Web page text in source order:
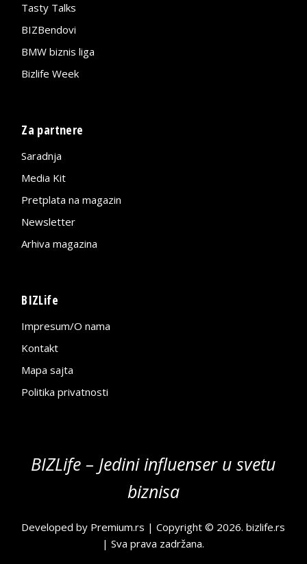
Tasty Talks
BIZBendovi
BMW biznis liga
Bizlife Week
Za partnere
Saradnja
Media Kit
Pretplata na magazin
Newsletter
Arhiva magazina
BIZLife
Impresum/O nama
Kontakt
Mapa sajta
Politika privatnosti
BIZLife – Jedini influenser u svetu
biznisa
Developed by Premium.rs | Copyright © 2026.bizlife.rs
| Sva prava zadržana.